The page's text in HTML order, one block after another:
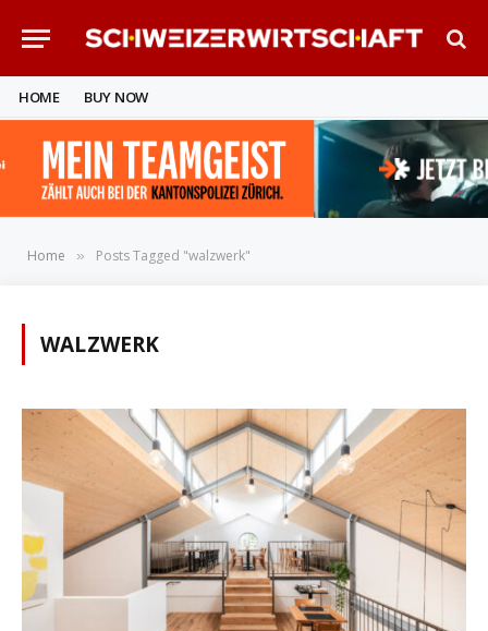
HOME BUY NOW
Home » Posts Tagged "walzwerk"
WALZWERK